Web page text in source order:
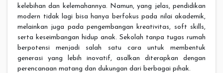
kelebihan dan kelemahannya. Namun, yang jelas, pendidikan
modern tidak lagi bisa hanya berfokus pada nilai akademik,
melainkan juga pada pengembangan kreativitas, soft skills,
serta keseimbangan hidup anak. Sekolah tanpa tugas rumah
berpotensi menjadi salah satu cara untuk membentuk
generasi yang lebih inovatif, asalkan diterapkan dengan
perencanaan matang dan dukungan dari berbagai pihak.